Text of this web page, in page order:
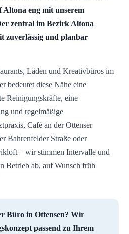
eng mit unserem
zentral im Bezirk Altona
zuverlässig und planbar
Läden und Kreativbüros im
bedeutet diese Nähe eine
Reinigungskräfte, eine
und regelmäßige
Café an der Ottenser
Bahrenfelder Straße oder
– wir stimmen Intervalle und
Betrieb ab, auf Wunsch früh
Büro in Ottensen? Wir
passend zu Ihrem